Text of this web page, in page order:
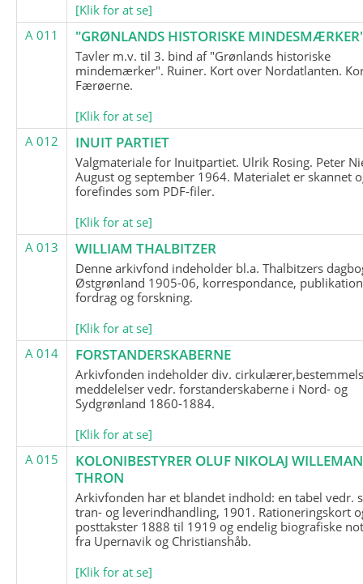
[Klik for at se]
A 011
"GRØNLANDS HISTORISKE
Tavler m.v. til 3. bind af "Grønlands historiske
mindemærker". Ruiner. Kort over Nordatlanten.
Færøerne.
[Klik for at se]
A 012
INUIT PARTIET
Valgmateriale for Inuitpartiet. Ulrik Rosing. Peter
August og september 1964. Materialet er skannet
forefindes som PDF-filer.
[Klik for at se]
A 013
WILLIAM THALBITZER
Denne arkivfond indeholder bl.a. Thalbitzers
Østgrønland 1905-06, korrespondance,
fordrag og forskning.
[Klik for at se]
A 014
FORSTANDERSKABERNE
Arkivfonden indeholder div.
meddelelser vedr. forstanderskaberne i Nord- og
Sydgrønland 1860-1884.
[Klik for at se]
A 015
KOLONIBESTYRER OLUF NIKOLAJ
THRON
Arkivfonden har et blandet indhold: en tabel vedr.
tran- og leverindhandling, 1901. Rationeringskort
posttakster 1888 til 1919 og endelig biografiske
fra Upernavik og Christianshåb.
[Klik for at se]